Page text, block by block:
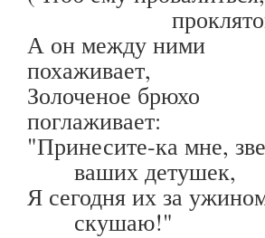
А он между ними
похаживает,
Золоченое брюхо
поглаживает:
"Принесите-ка мне,
ваших детушек,
Я сегодня их за
скушаю!"